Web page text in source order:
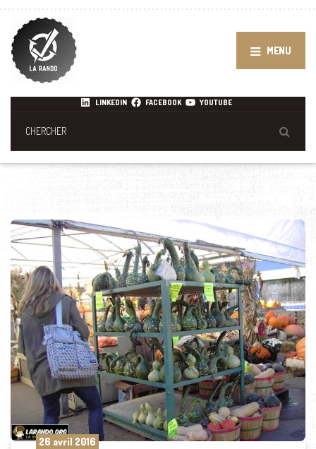
MENU
LINKEDIN FACEBOOK YOUTUBE
26 avril 2016